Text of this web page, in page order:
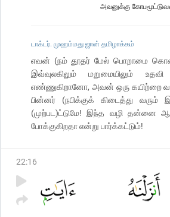
அவனுக்கு
டாக்டர். முஹம்மது ஜான் தமிழாக்கம்
எவன் (நம் தூதர் மேல் பொறாமை
இவ்வுலகிலும் மறுமையிலும்
எண்ணுகிறானோ, அவன் ஒரு கயிற்றை
பின்னர் (நபிக்குக் கிடைத்து வரும்
(முற்பட)ட்டுமே! இந்த வழி தன்னை
போக்குகிறதா என்று பார்க்கட்டும்!
22:16